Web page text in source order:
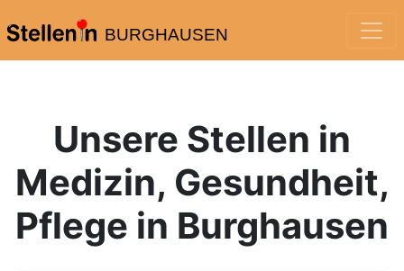
BURGHAUSEN
Unsere Stellen in
Medizin, Gesundheit,
Pflege in Burghausen